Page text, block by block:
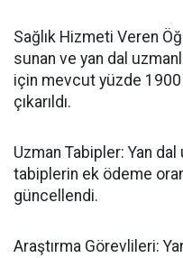
​Sağlık Hizmeti Veren
sunan ve yan dal
için mevcut yüzde
çıkarıldı.
​Uzman Tabipler: Yan dal
tabiplerin ek ödeme
güncellendi.
​Araştırma Görevlileri: